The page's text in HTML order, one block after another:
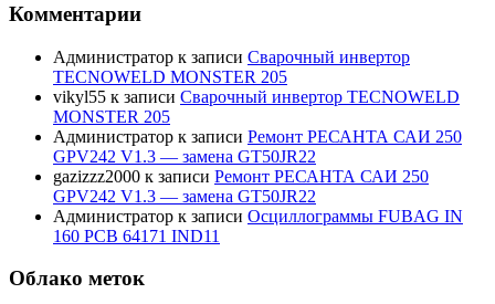
Комментарии
Администратор к записи Сварочный инвертор
TECNOWELD MONSTER 205
vikyl55 к записи Сварочный инвертор TECNOWELD
MONSTER 205
Администратор к записи Ремонт РЕСАНТА САИ 250
GPV242 V1.3 — замена GT50JR22
gazizzz2000 к записи Ремонт РЕСАНТА САИ 250
GPV242 V1.3 — замена GT50JR22
Администратор к записи Осциллограммы FUBAG IN
160 PCB 64171 IND11
Облако меток